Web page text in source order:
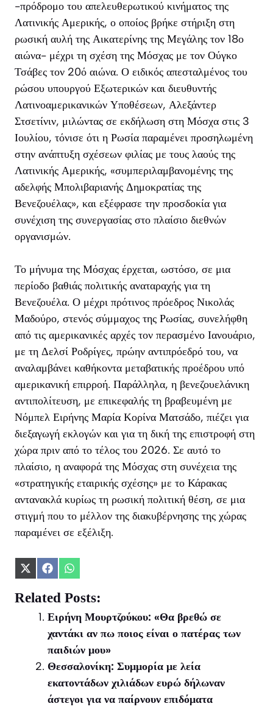
-πρόδρομο του απελευθερωτικού κινήματος της
Λατινικής Αμερικής, ο οποίος βρήκε στήριξη στη
ρωσική αυλή της Αικατερίνης της Μεγάλης τον 18ο
αιώνα- μέχρι τη σχέση της Μόσχας με τον Ούγκο
Τσάβες τον 20ό αιώνα. Ο ειδικός απεσταλμένος του
ρώσου υπουργού Εξωτερικών και διευθυντής
Λατινοαμερικανικών Υποθέσεων, Αλεξάντερ
Στσετίνιν, μιλώντας σε εκδήλωση στη Μόσχα στις 3
Ιουλίου, τόνισε ότι η Ρωσία παραμένει προσηλωμένη
στην ανάπτυξη σχέσεων φιλίας με τους λαούς της
Λατινικής Αμερικής, «συμπεριλαμβανομένης της
αδελφής Μπολιβαριανής Δημοκρατίας της
Βενεζουέλας», και εξέφρασε την προσδοκία για
συνέχιση της συνεργασίας στο πλαίσιο διεθνών
οργανισμών.
Το μήνυμα της Μόσχας έρχεται, ωστόσο, σε μια
περίοδο βαθιάς πολιτικής αναταραχής για τη
Βενεζουέλα. Ο μέχρι πρότινος πρόεδρος Νικολάς
Μαδούρο, στενός σύμμαχος της Ρωσίας, συνελήφθη
από τις αμερικανικές αρχές τον περασμένο Ιανουάριο,
με τη Δελσί Ροδρίγες, πρώην αντιπρόεδρό του, να
αναλαμβάνει καθήκοντα μεταβατικής προέδρου υπό
αμερικανική επιρροή. Παράλληλα, η βενεζουελάνικη
αντιπολίτευση, με επικεφαλής τη βραβευμένη με
Νόμπελ Ειρήνης Μαρία Κορίνα Ματσάδο, πιέζει για
διεξαγωγή εκλογών και για τη δική της επιστροφή στη
χώρα πριν από το τέλος του 2026. Σε αυτό το
πλαίσιο, η αναφορά της Μόσχας στη συνέχεια της
«στρατηγικής εταιρικής σχέσης» με το Κάρακας
αντανακλά κυρίως τη ρωσική πολιτική θέση, σε μια
στιγμή που το μέλλον της διακυβέρνησης της χώρας
παραμένει σε εξέλιξη.
Share
X
(Twitter)
Share
Facebook
Share
WhatsApp
Related Posts:
Ειρήνη Μουρτζούκου: «Θα βρεθώ σε
χαντάκι αν πω ποιος είναι ο πατέρας των
παιδιών μου»
Θεσσαλονίκη: Συμμορία με λεία
εκατοντάδων χιλιάδων ευρώ δήλωναν
άστεγοι για να παίρνουν επιδόματα